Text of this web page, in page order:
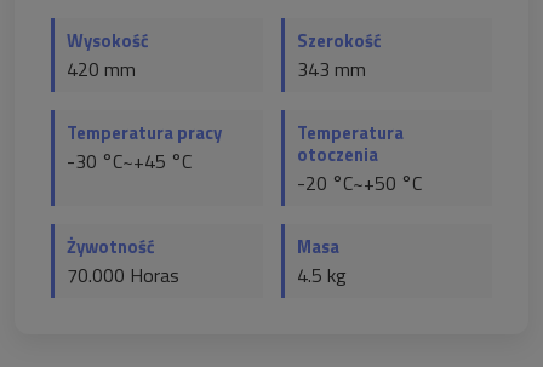
Wysokość
420 mm
Szerokość
343 mm
Temperatura pracy
-30 °C~+45 °C
Temperatura
otoczenia
-20 °C~+50 °C
Żywotność
70.000 Horas
Masa
4.5 kg